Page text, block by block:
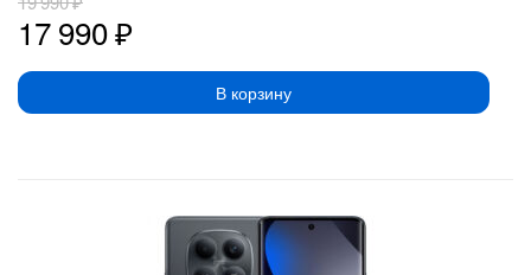
17 990₽
В корзину